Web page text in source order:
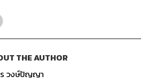
THE AUTHOR
วงษ์ปัญญา